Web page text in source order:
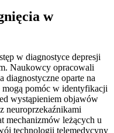
w
w diagnostyce depresji
Naukowcy opracowali
diagnostyczne oparte na
pomóc w identyfikacji
wystąpieniem objawów
neuroprzekaźnikami
mechanizmów leżących u
technologii telemedycyny